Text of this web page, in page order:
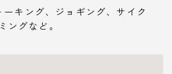
ーキング、ジョギング、サイク
ングなど。